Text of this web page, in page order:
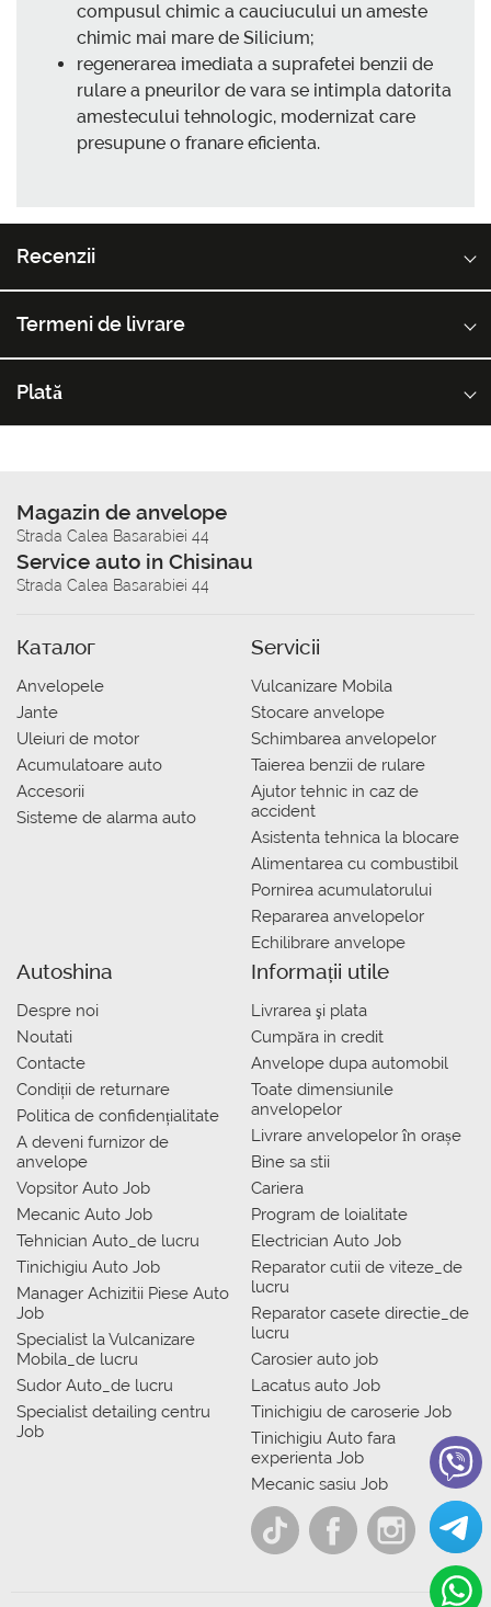
compusul chimic a cauciucului un ameste
chimic mai mare de Silicium;
regenerarea imediata a suprafetei benzii de
rulare a pneurilor de vara se intimpla datorita
amestecului tehnologic, modernizat care
presupune o franare eficienta.
Recenzii
Termeni de livrare
Plată
Magazin de anvelope
Strada Calea Basarabiei 44
Service auto in Chisinau
Strada Calea Basarabiei 44
Каталог
Anvelopele
Jante
Uleiuri de motor
Acumulatoare auto
Accesorii
Sisteme de alarma auto
Servicii
Vulcanizare Mobila
Stocare anvelope
Schimbarea anvelopelor
Taierea benzii de rulare
Ajutor tehnic in caz de
accident
Asistenta tehnica la blocare
Alimentarea cu combustibil
Pornirea acumulatorului
Repararea anvelopelor
Echilibrare anvelope
Autoshina
Despre noi
Noutati
Contacte
Condiții de returnare
Politica de confidențialitate
A deveni furnizor de
anvelope
Vopsitor Auto Job
Mecanic Auto Job
Tehnician Auto_de lucru
Tinichigiu Auto Job
Manager Achizitii Piese Auto
Job
Specialist la Vulcanizare
Mobila_de lucru
Sudor Auto_de lucru
Specialist detailing centru
Job
Informații utile
Livrarea şi plata
Сumpăra in credit
Anvelope dupa automobil
Toate dimensiunile
anvelopelor
Livrare anvelopelor în orașe
Bine sa stii
Cariera
Program de loialitate
Electrician Auto Job
Reparator cutii de viteze_de
lucru
Reparator casete directie_de
lucru
Carosier auto job
Lacatus auto Job
Tinichigiu de caroserie Job
Tinichigiu Auto fara
experienta Job
Mecanic sasiu Job